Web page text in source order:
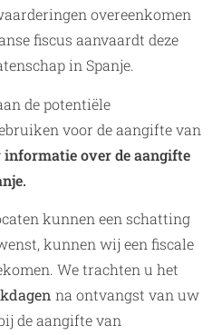
overeenkomen
fiscus aanvaardt deze
in Spanje.
de potentiële
voor de aangifte van
over de aangifte
kunnen een schatting
kunnen wij een fiscale
We trachten u het
na ontvangst van uw
de aangifte van